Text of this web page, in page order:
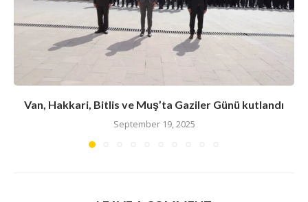
Van, Hakkari, Bitlis ve Muş’ta Gaziler Günü kutlandı
September 19, 2025